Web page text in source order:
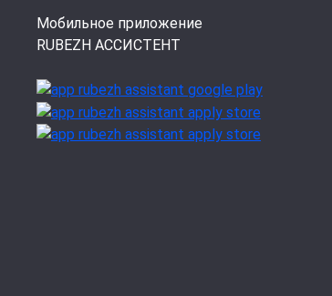
Мобильное приложение
RUBEZH АССИСТЕНТ